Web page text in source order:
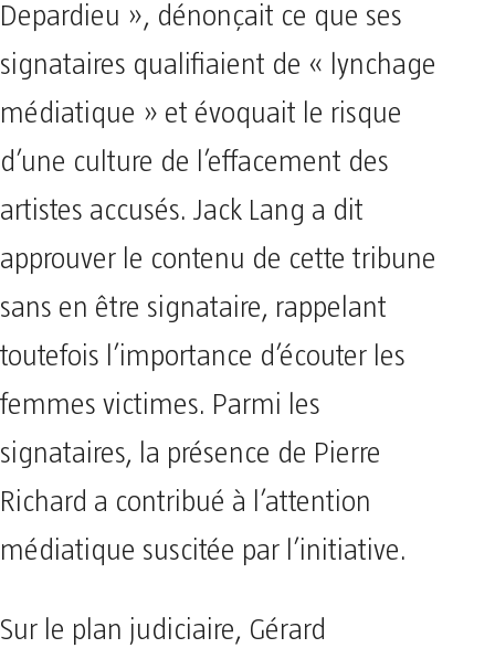
Depardieu », dénonçait ce que ses
signataires qualifiaient de « lynchage
médiatique » et évoquait le risque
d’une culture de l’effacement des
artistes accusés. Jack Lang a dit
approuver le contenu de cette tribune
sans en être signataire, rappelant
toutefois l’importance d’écouter les
femmes victimes. Parmi les
signataires, la présence de Pierre
Richard a contribué à l’attention
médiatique suscitée par l’initiative.
Sur le plan judiciaire, Gérard